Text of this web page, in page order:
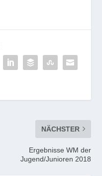
NÄCHSTER
Ergebnisse WM der
Jugend/Junioren 2018